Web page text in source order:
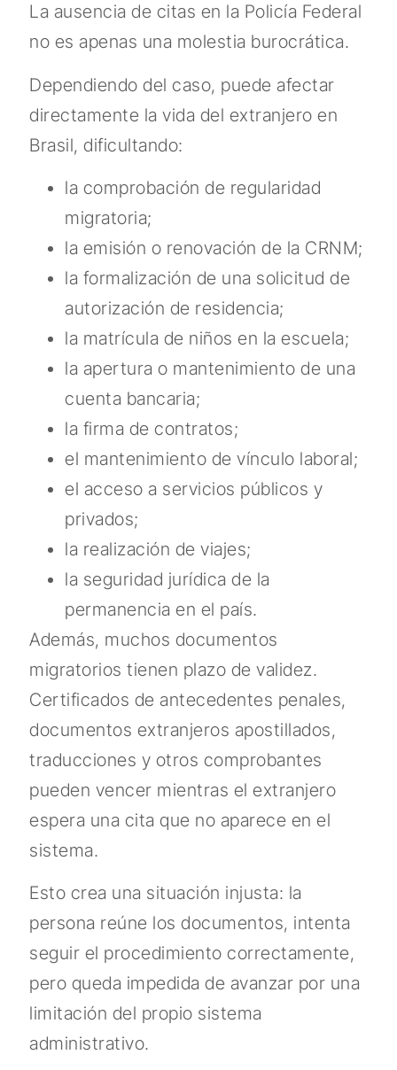
La ausencia de citas en la Policía Federal
no es apenas una molestia burocrática.
Dependiendo del caso, puede afectar
directamente la vida del extranjero en
Brasil, dificultando:
la comprobación de regularidad
migratoria;
la emisión o renovación de la CRNM;
la formalización de una solicitud de
autorización de residencia;
la matrícula de niños en la escuela;
la apertura o mantenimiento de una
cuenta bancaria;
la firma de contratos;
el mantenimiento de vínculo laboral;
el acceso a servicios públicos y
privados;
la realización de viajes;
la seguridad jurídica de la
permanencia en el país.
Además, muchos documentos
migratorios tienen plazo de validez.
Certificados de antecedentes penales,
documentos extranjeros apostillados,
traducciones y otros comprobantes
pueden vencer mientras el extranjero
espera una cita que no aparece en el
sistema.
Esto crea una situación injusta: la
persona reúne los documentos, intenta
seguir el procedimiento correctamente,
pero queda impedida de avanzar por una
limitación del propio sistema
administrativo.